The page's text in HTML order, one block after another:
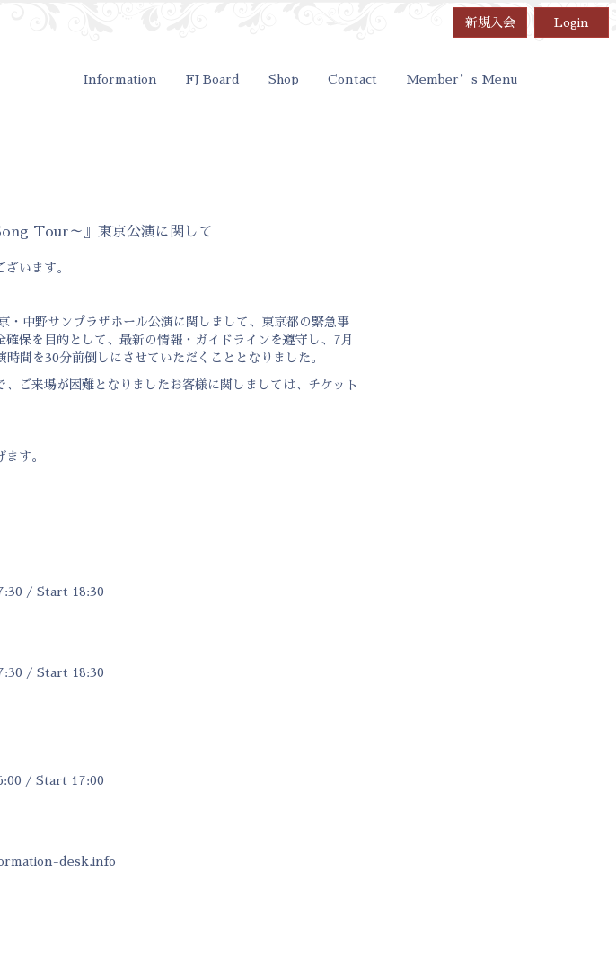
新規入会 Login
Information FJ Board Shop Contact Member’s Menu
Tour～』東京公演に関して
います。
中野サンプラザホール公演に関しまして、東京都の緊急事
保を目的として、最新の情報・ガイドラインを遵守し、7月
間を30分前倒しにさせていただくこととなりました。
ご来場が困難となりましたお客様に関しましては、チケット
す。
/ Start 18:30
/ Start 18:30
/ Start 17:00
desk.info